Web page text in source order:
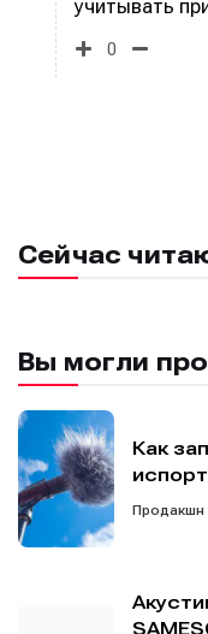
учитывать
0
Сейчас
Вы могли
Как
Продакшн